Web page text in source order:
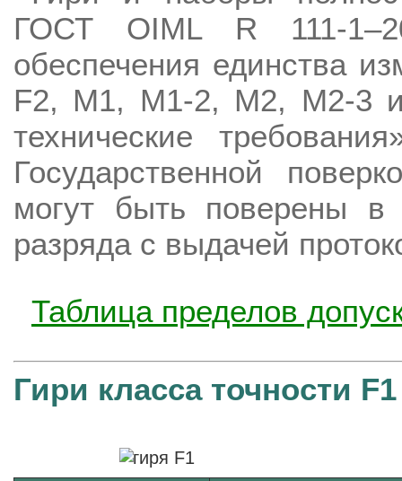
ГОСТ OIML R 111-
обеспечения единства
F2, M1, M1-2, M2, M2-3
технические
Государственной
могут быть поверены в
разряда с выдачей
Таблица пределов
Гири класса точности